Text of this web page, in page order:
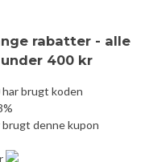
rabatter - alle
400 kr
brugt koden
brugt denne kupon